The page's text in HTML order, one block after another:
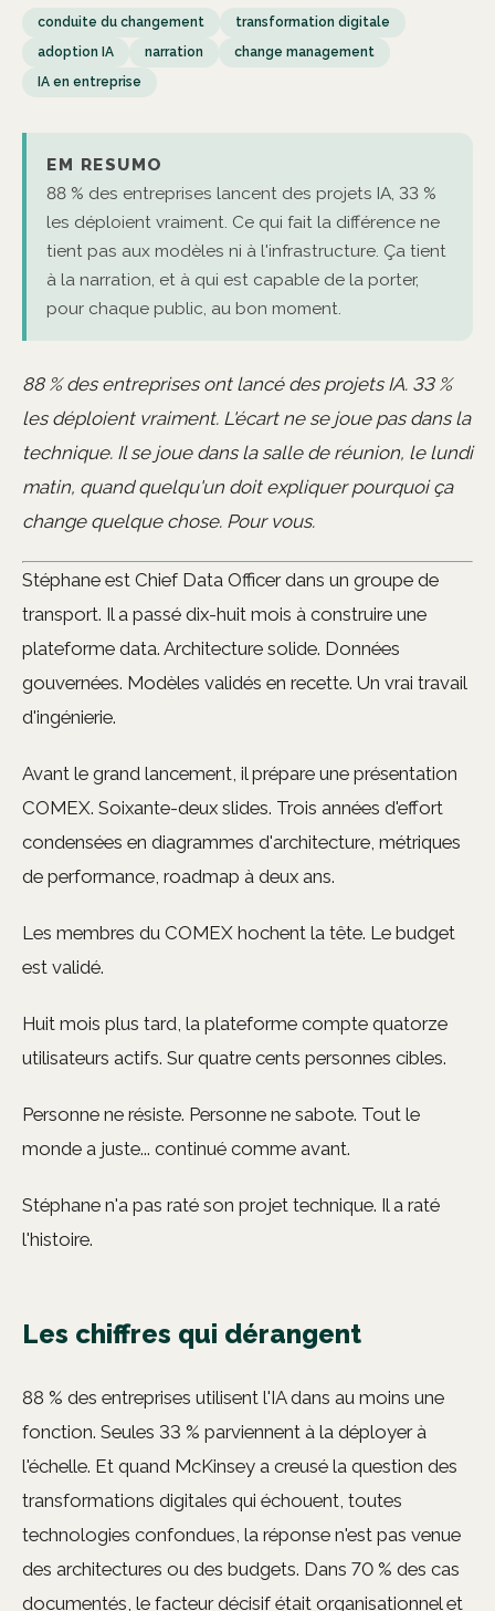
conduite du changement
transformation digitale
adoption IA
narration
change management
IA en entreprise
EM RESUMO
88 % des entreprises lancent des projets IA, 33 %
les déploient vraiment. Ce qui fait la différence ne
tient pas aux modèles ni à l'infrastructure. Ça tient
à la narration, et à qui est capable de la porter,
pour chaque public, au bon moment.
88 % des entreprises ont lancé des projets IA. 33 %
les déploient vraiment. L'écart ne se joue pas dans la
technique. Il se joue dans la salle de réunion, le lundi
matin, quand quelqu'un doit expliquer pourquoi ça
change quelque chose. Pour vous.
Stéphane est Chief Data Officer dans un groupe de
transport. Il a passé dix-huit mois à construire une
plateforme data. Architecture solide. Données
gouvernées. Modèles validés en recette. Un vrai travail
d'ingénierie.
Avant le grand lancement, il prépare une présentation
COMEX. Soixante-deux slides. Trois années d'effort
condensées en diagrammes d'architecture, métriques
de performance, roadmap à deux ans.
Les membres du COMEX hochent la tête. Le budget
est validé.
Huit mois plus tard, la plateforme compte quatorze
utilisateurs actifs. Sur quatre cents personnes cibles.
Personne ne résiste. Personne ne sabote. Tout le
monde a juste... continué comme avant.
Stéphane n'a pas raté son projet technique. Il a raté
l'histoire.
Les chiffres qui dérangent
88 % des entreprises utilisent l'IA dans au moins une
fonction. Seules 33 % parviennent à la déployer à
l'échelle. Et quand McKinsey a creusé la question des
transformations digitales qui échouent, toutes
technologies confondues, la réponse n'est pas venue
des architectures ou des budgets. Dans 70 % des cas
documentés, le facteur décisif était organisationnel et